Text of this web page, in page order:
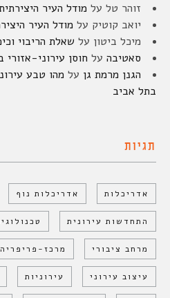
זוהר טל על מודל העיר
יואב קוטיק על מודל העיר
מיכל ביטון על שאלת הריבוי
סאטיבה על חוסן עירוני-
הגנן מרמת גן על מהו טבע
בתל אביב
תגיות
אדריכלות אדריכלות נוף
התחדשות עירונית
מרחב ציבורי מרכז-פריפריה
עיצוב עירוני עירוניות